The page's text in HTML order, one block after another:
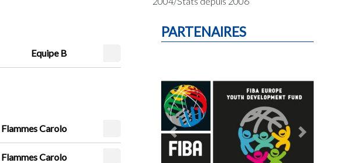
Equipe B
Flammes Carolo
Flammes Carolo
PARTENAIRES
Previous Next